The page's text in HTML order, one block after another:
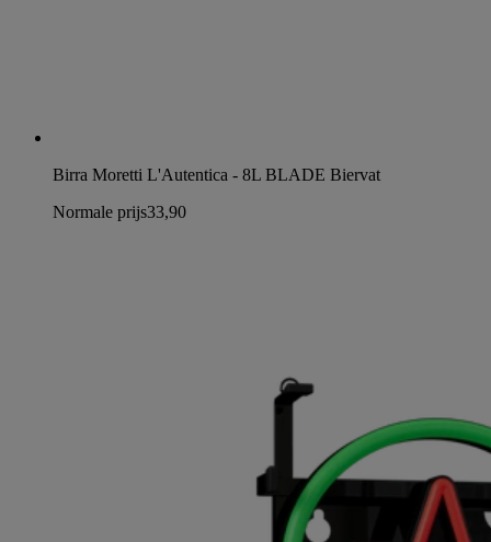
Birra Moretti L'Autentica - 8L BLADE Biervat
Normale prijs33,90